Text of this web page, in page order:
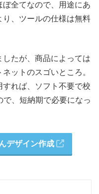
全てなので、用途にあ
り、ツールの仕様は無料
たが、商品によっては
ットのスゴいところ。
すれば、ソフト不要で校
、短納期で必要になっ
デザイン作成